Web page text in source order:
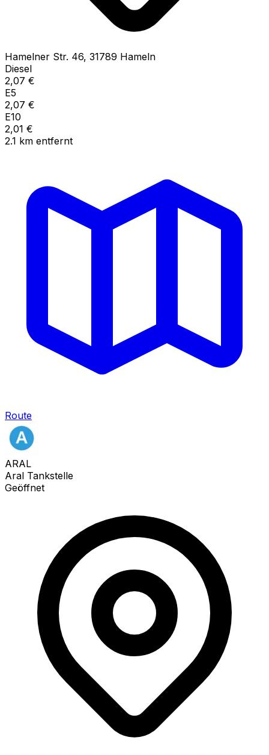
Hamelner Str. 46, 31789 Hameln
Diesel
2,07 €
E5
2,07 €
E10
2,01 €
2.1 km entfernt
Route
ARAL
Aral Tankstelle
Geöffnet